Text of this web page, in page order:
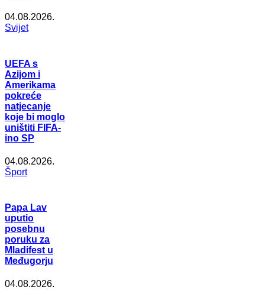
04.08.2026.
Svijet
UEFA s
Azijom i
Amerikama
pokreće
natjecanje
koje bi moglo
uništiti FIFA-
ino SP
04.08.2026.
Šport
Papa Lav
uputio
posebnu
poruku za
Mladifest u
Međugorju
04.08.2026.